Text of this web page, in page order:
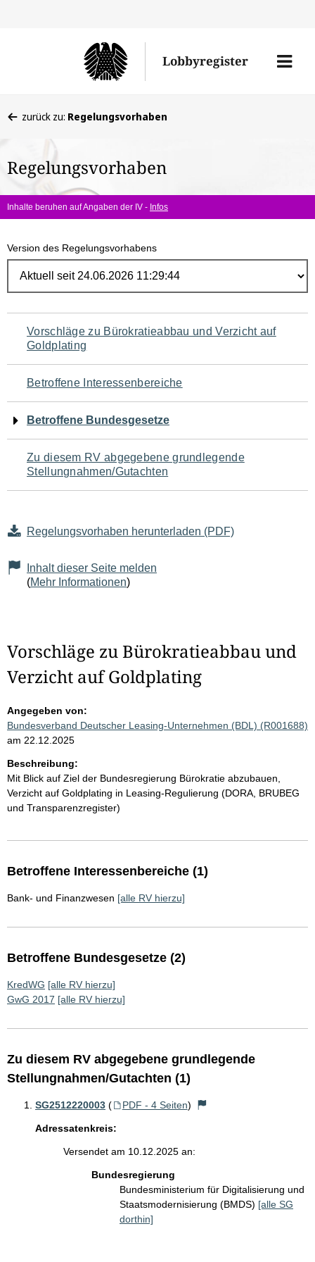
Lobbyregister
Menü
befinden
hier:
zurück zu: Regelungsvorhaben
Regelungsvorhaben
Inhalte beruhen auf Angaben der IV - Infos
Version des Regelungsvorhabens
Navigation
für
den
Seiteninhalt
Vorschläge zu Bürokratieabbau und Verzicht auf
Goldplating
Betroffene Interessenbereiche
Betroffene Bundesgesetze
Zu diesem RV abgegebene grundlegende
Stellungnahmen/Gutachten
Regelungsvorhaben herunterladen (PDF)
Inhalt dieser Seite melden
(Mehr Informationen)
Vorschläge zu Bürokratieabbau und
Verzicht auf Goldplating
Angegeben von:
Bundesverband Deutscher Leasing-Unternehmen (BDL) (R001688)
am 22.12.2025
Beschreibung:
Mit Blick auf Ziel der Bundesregierung Bürokratie abzubauen,
Verzicht auf Goldplating in Leasing-Regulierung (DORA, BRUBEG
und Transparenzregister)
Betroffene Interessenbereiche (1)
Bank- und Finanzwesen [alle RV hierzu]
Betroffene Bundesgesetze (2)
KredWG [alle RV hierzu]
GwG 2017 [alle RV hierzu]
Zu diesem RV abgegebene grundlegende
Stellungnahmen/Gutachten (1)
SG2512220003 ( PDF - 4 Seiten)
Adressatenkreis:
Versendet am 10.12.2025 an:
Bundesregierung
Bundesministerium für Digitalisierung und
Staatsmodernisierung (BMDS) [alle SG
dorthin]